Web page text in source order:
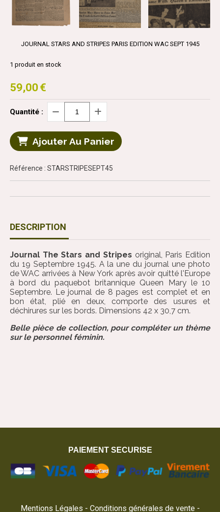
JOURNAL STARS AND STRIPES PARIS EDITION WAC SEPT 1945
59,00 €
1 produit en stock
Quantité :
Ajouter Au Panier
Référence : STARSTRIPESEPT45
DESCRIPTION
Journal The Stars and Stripes original, Paris Edition
du 19 Septembre 1945. A la une du journal une photo
de WAC arrivées à New York après avoir quitté l'Europe
à bord du paquebot britannique Queen Mary le 10
Septembre. Le journal de 8 pages est complet et en
bon état, plié en deux, comporte des usures et
déchirures sur les bords. Dimensions 42 x 30,7 cm.
Belle pièce de collection, pour compléter un thème
sur le personnel féminin.
PAIEMENT SECURISE
Mentions Légales Conditions générales de vente